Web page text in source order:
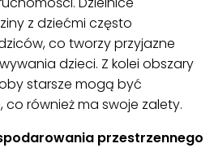
z dziećmi często
co tworzy przyjazne
dzieci. Z kolei obszary
starsze mogą być
co również ma swoje zalety.
przestrzennego